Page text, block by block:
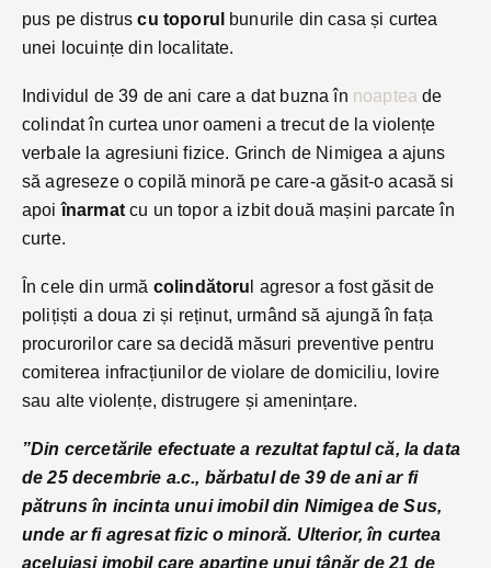
pus pe distruscu toporul
bunurile din casa și curtea
unei locuințe din localitate.
Individul de 39 de ani care a dat buzna în noaptea de
colindat în curtea unor oameni a trecut de la violențe
verbale la agresiuni fizice. Grinch de Nimigea a ajuns
să agreseze o copilă minoră pe care-a găsit-o acasă si
apoiînarmatcu un topor a izbit două mașini parcate în
curte.
În cele din urmă colindătoru l agresor a fost găsit de
polițiști a doua zi și reținut, urmând să ajungă în fața
procurorilor care sa decidă măsuri preventive pentru
comiterea infracțiunilor de violare de domiciliu, lovire
sau alte violențe, distrugere și amenințare.
”Din cercetările efectuate a rezultat faptul că, la data
de 25 decembrie a.c., bărbatul de 39 de ani ar fi
pătruns în incinta unui imobil din Nimigea de Sus,
unde ar fi agresat fizic o minoră. Ulterior, în curtea
aceluiași imobil care aparține unui tânăr de 21 de